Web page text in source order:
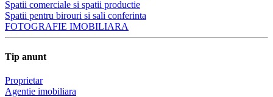
Spatii comerciale si spatii productie
Spatii pentru birouri si sali conferinta
FOTOGRAFIE IMOBILIARA
Tip anunt
Proprietar
Agentie imobiliara